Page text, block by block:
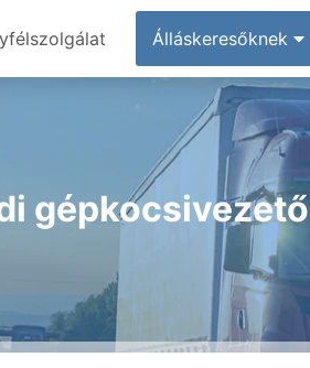
Álláskeresőknek
gépkocsivezető